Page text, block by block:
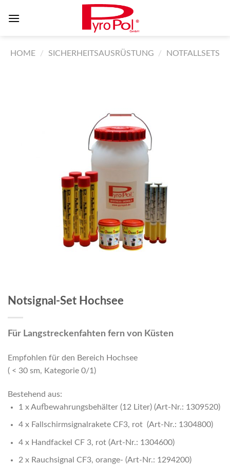
HOME / SICHERHEITSAUSRÜSTUNG / NOTFALLSETS
Notsignal-Set Hochsee
Für Langstreckenfahten fern von Küsten
Empfohlen für den Bereich Hochsee
( < 30 sm, Kategorie 0/1)
Bestehend aus:
1 x Aufbewahrungsbehälter (12 Liter) (Art-Nr.: 1309520)
4 x Fallschirmsignalrakete CF3, rot (Art-Nr.: 1304800)
4 x Handfackel CF 3, rot (Art-Nr.: 1304600)
2 x Rauchsignal CF3, orange- (Art-Nr.: 1294200)